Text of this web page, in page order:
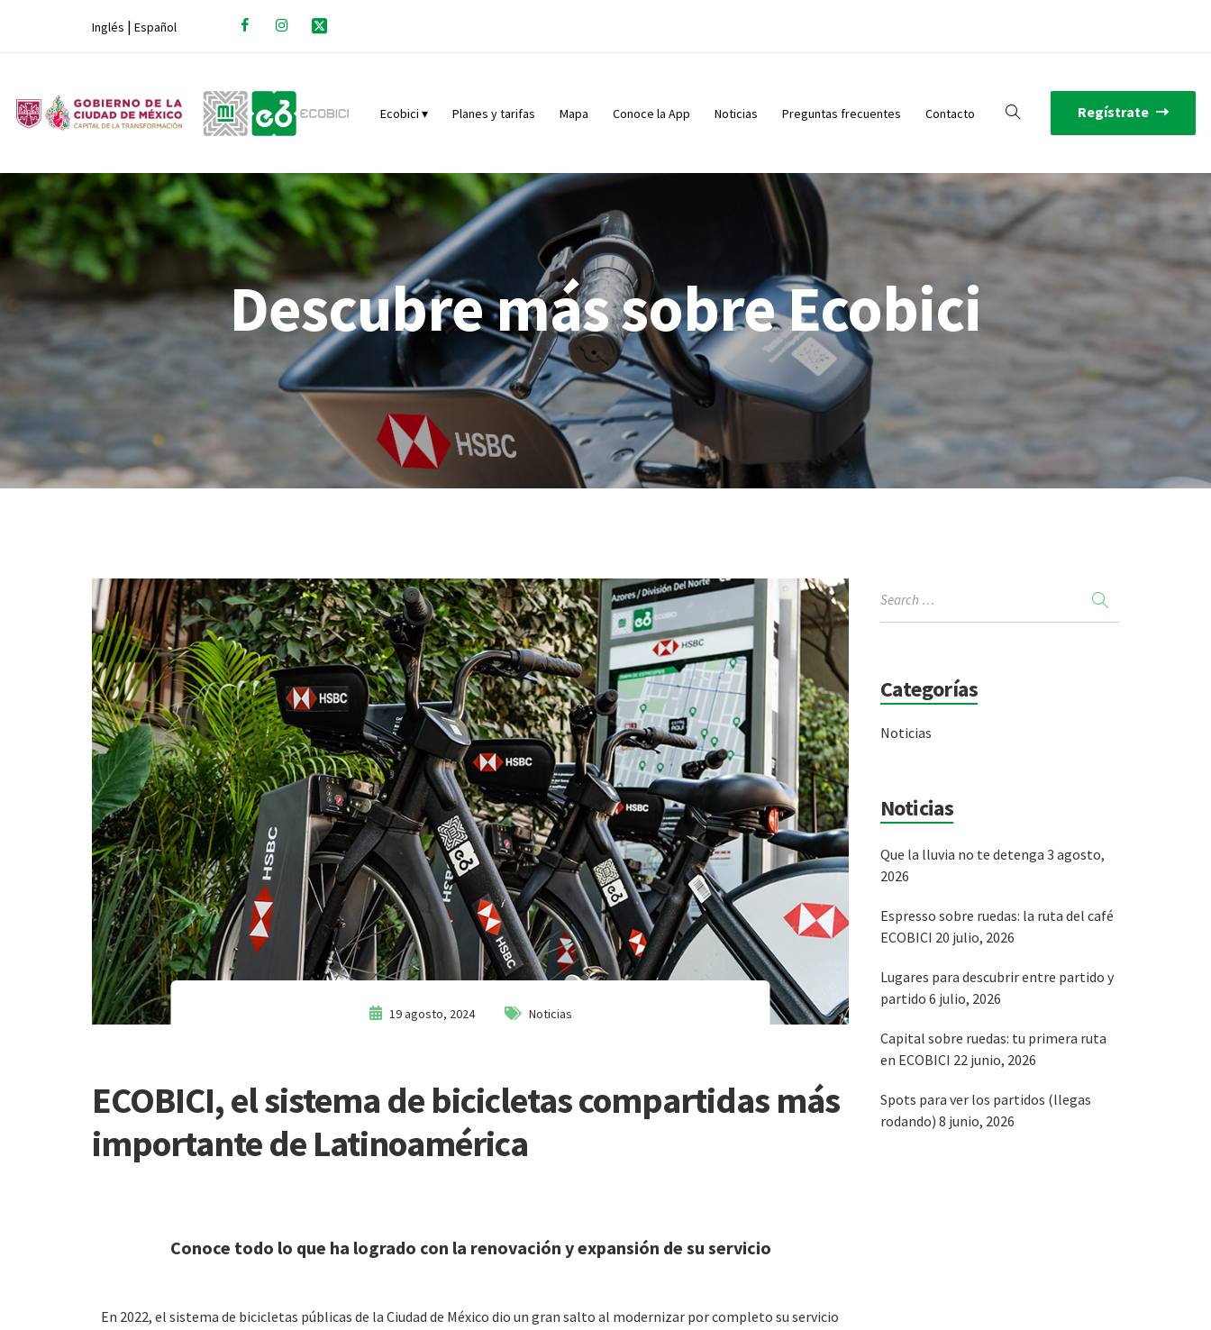
Inglés | Español
Ecobici ▾ Planes y tarifas Mapa Conoce la App Noticias Preguntas frecuentes Contacto Regístrate
Descubre más sobre Ecobici
19 agosto, 2024 Noticias
ECOBICI, el sistema de bicicletas compartidas más
importante de Latinoamérica
Conoce todo lo que ha logrado con la renovación y expansión de su servicio
En 2022, el sistema de bicicletas públicas de la Ciudad de México dio un gran salto al modernizar por completo su servicio
Categorías
Noticias
Noticias
Que la lluvia no te detenga 3 agosto,
2026
Espresso sobre ruedas: la ruta del café
ECOBICI 20 julio, 2026
Lugares para descubrir entre partido y
partido 6 julio, 2026
Capital sobre ruedas: tu primera ruta
en ECOBICI 22 junio, 2026
Spots para ver los partidos (llegas
rodando) 8 junio, 2026